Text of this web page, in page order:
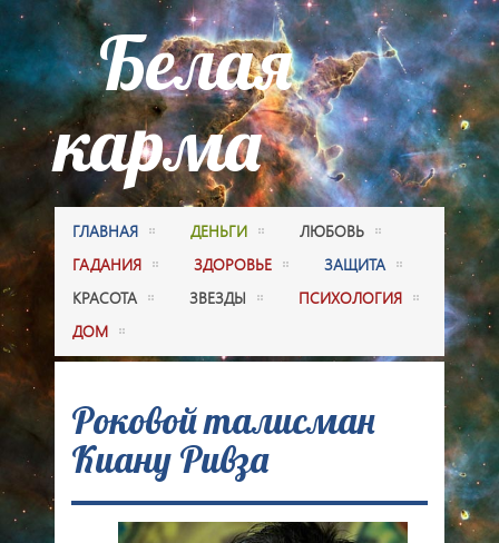
Белая
карма
ГЛАВНАЯ ДЕНЬГИ
ЛЮБОВЬ
ГАДАНИЯ
ЗДОРОВЬЕ
ЗАЩИТА
КРАСОТА
ЗВЕЗДЫ
ПСИХОЛОГИЯ
ДОМ
Роковой талисман
Киану Ривза